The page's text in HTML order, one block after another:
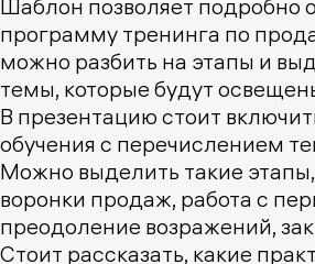
Шаблон позволяет подробно
программу тренинга по
можно разбить на этапы и
темы, которые будут
В презентацию стоит
обучения с перечислением
Можно выделить такие
воронки продаж, работа с
преодоление возражений,
Стоит рассказать, какие